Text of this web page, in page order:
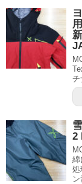
チ
2
綿
処